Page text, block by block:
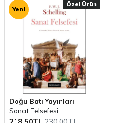
Özel Ürün
Yeni
Doğu Batı Yayınları
Sanat Felsefesi